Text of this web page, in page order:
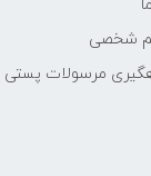
شخصی
مرسولات پستی